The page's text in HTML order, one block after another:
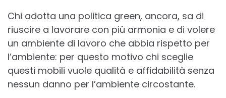
Chi adotta una politica green, ancora, sa di
riuscire a lavorare con più armonia e di volere
un ambiente di lavoro che abbia rispetto per
l’ambiente: per questo motivo chi sceglie
questi mobili vuole qualità e affidabilità senza
nessun danno per l’ambiente circostante.